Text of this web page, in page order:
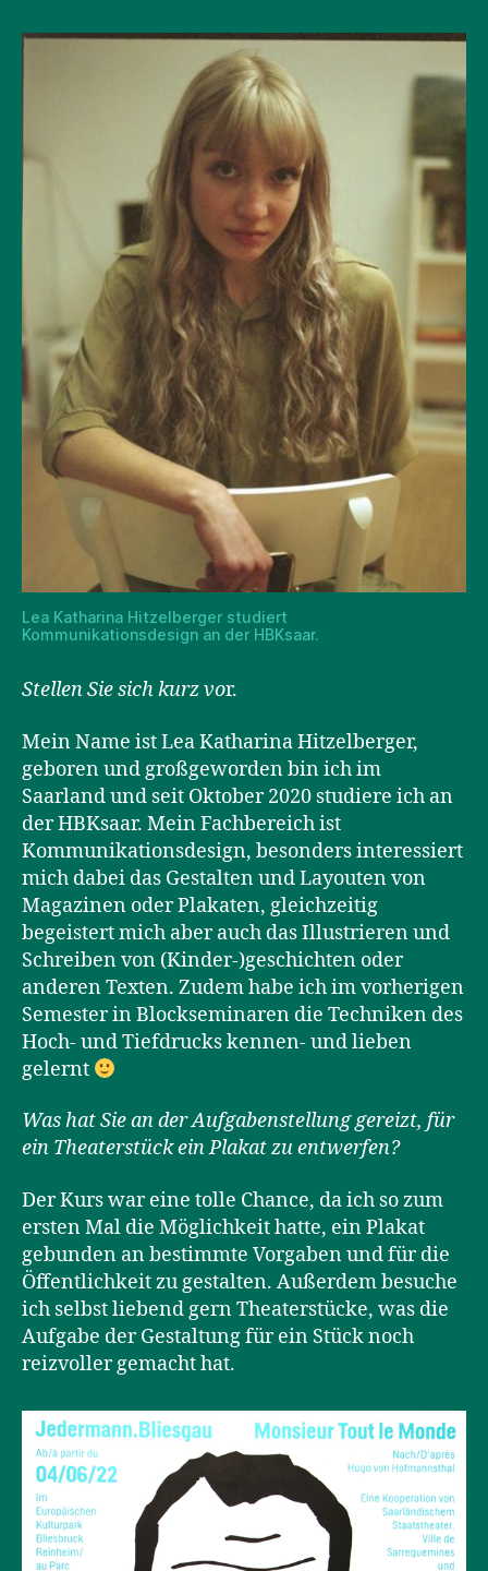
Lea Katharina Hitzelberger studiert
Kommunikationsdesign an der HBKsaar.
Stellen Sie sich kurz vor.
Mein Name ist Lea Katharina Hitzelberger,
geboren und großgeworden bin ich im
Saarland und seit Oktober 2020 studiere ich an
der HBKsaar. Mein Fachbereich ist
Kommunikationsdesign, besonders interessiert
mich dabei das Gestalten und Layouten von
Magazinen oder Plakaten, gleichzeitig
begeistert mich aber auch das Illustrieren und
Schreiben von (Kinder-)geschichten oder
anderen Texten. Zudem habe ich im vorherigen
Semester in Blockseminaren die Techniken des
Hoch- und Tiefdrucks kennen- und lieben
gelernt
Was hat Sie an der Aufgabenstellung gereizt, für
ein Theaterstück ein Plakat zu entwerfen?
Der Kurs war eine tolle Chance, da ich so zum
ersten Mal die Möglichkeit hatte, ein Plakat
gebunden an bestimmte Vorgaben und für die
Öffentlichkeit zu gestalten. Außerdem besuche
ich selbst liebend gern Theaterstücke, was die
Aufgabe der Gestaltung für ein Stück noch
reizvoller gemacht hat.